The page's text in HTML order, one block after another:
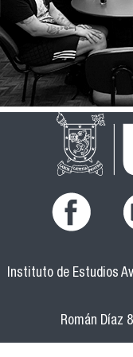
Instituto de Estudios
Román Díaz